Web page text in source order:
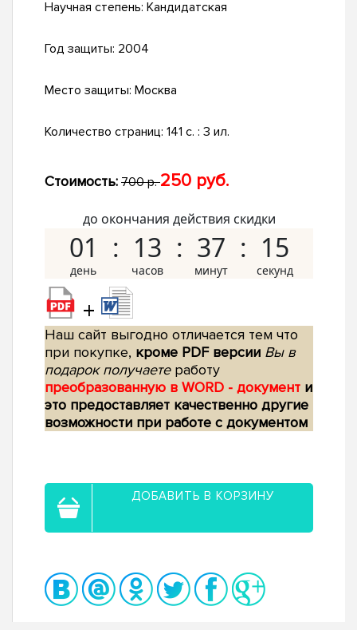
Научная степень: Кандидатская
Год защиты: 2004
Место защиты: Москва
Количество страниц: 141 с. : 3 ил.
Стоимость: 700 р.250 руб.
до окончания действия скидки
01 13 37 14
+
Наш сайт выгодно отличается тем что
при покупке, кроме PDF версии Вы в
подарок получаетеработу
преобразованную в WORD - документ и
это предоставляет качественно другие
возможности при работе с документом
ДОБАВИТЬ В КОРЗИНУ